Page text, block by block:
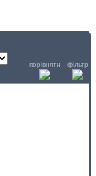
порівняти фільтр